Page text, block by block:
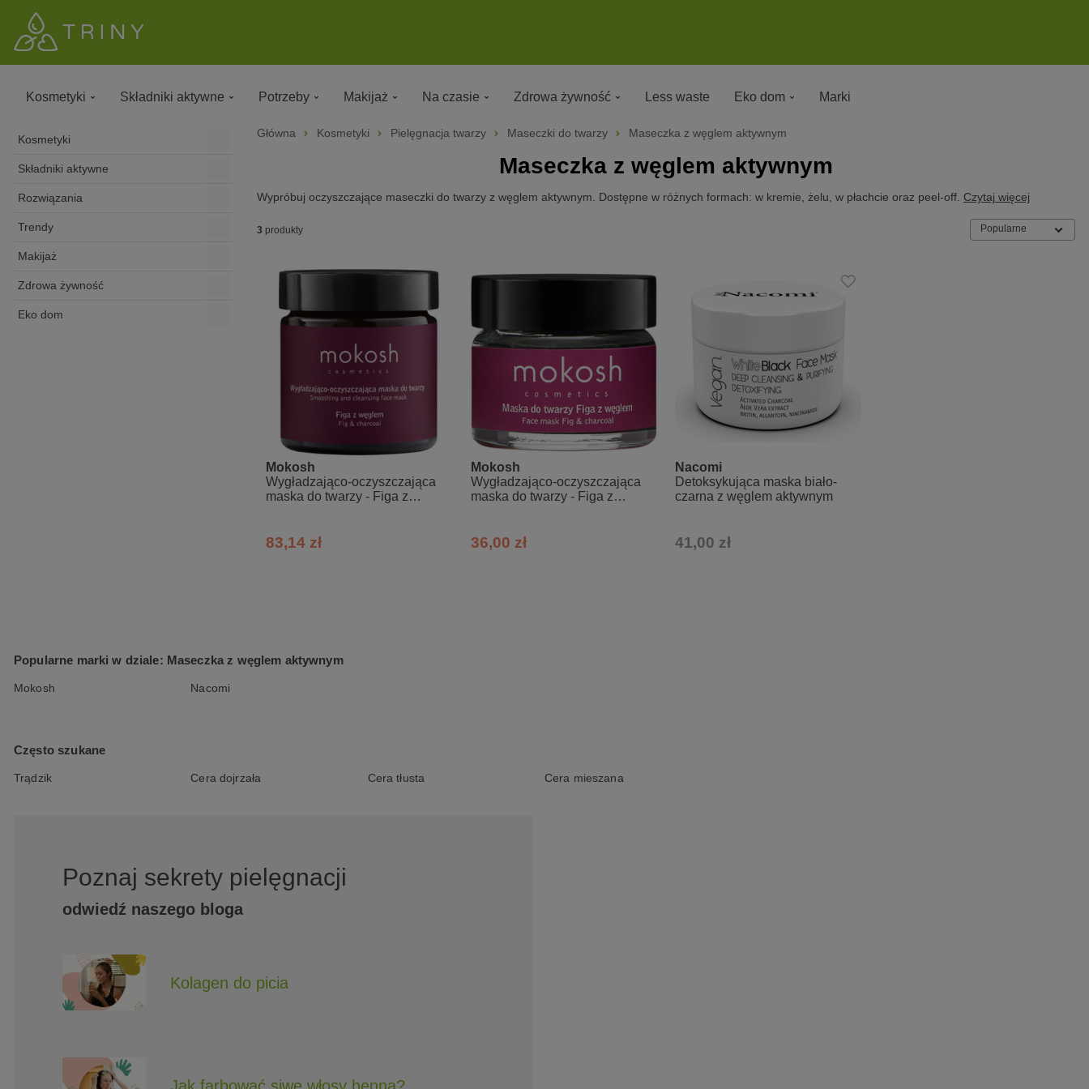
Kosmetyki Składniki aktywne Potrzeby Makijaż Na czasie Zdrowa żywność Less waste Eko dom Marki
Kosmetyki
Składniki aktywne
Rozwiązania
Trendy
Makijaż
Zdrowa żywność
Eko dom
Główna Kosmetyki Pielęgnacja twarzy Maseczki do twarzy Maseczka z węglem aktywnym
Maseczka z węglem aktywnym
Wypróbuj oczyszczające maseczki do twarzy z węglem aktywnym. Dostępne w różnych formach: w kremie, żelu, w płachcie oraz peel-off. Czytaj więcej
3 produkty Popularne
Mokosh
Wygładzająco-oczyszczająca
maska do twarzy - Figa z
83,14 zł
Mokosh
Wygładzająco-oczyszczająca
maska do twarzy - Figa z
36,00 zł
Nacomi
Detoksykująca maska biało-
czarna z węglem aktywnym
41,00 zł
Popularne marki w dziale: Maseczka z węglem aktywnym
Mokosh Nacomi
Często szukane
Trądzik Cera dojrzała Cera tłusta Cera mieszana
Poznaj sekrety pielęgnacji
odwiedź naszego bloga
Kolagen do picia